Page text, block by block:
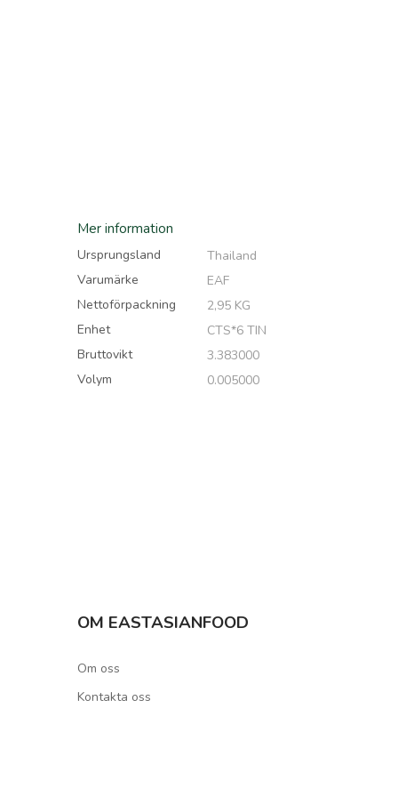
Mer information
Ursprungsland
Thailand
Varumärke
EAF
Nettoförpackning
2,95 KG
Enhet
CTS*6 TIN
Bruttovikt
3.383000
Volym
0.005000
OM EASTASIANFOOD
Om oss
Kontakta oss